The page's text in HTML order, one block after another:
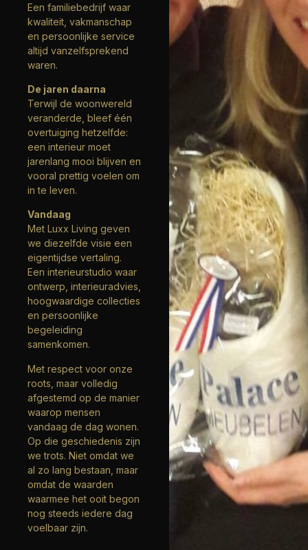
Een familiebedrijf waar
kwaliteit, vakmanschap
en persoonlijke service
altijd vanzelfsprekend
waren.
De jaren daarna
Terwijl de woonwereld
veranderde, bleef één
overtuiging hetzelfde:
een interieur moet
jarenlang mooi blijven en
vooral prettig voelen om
in te leven.
Vandaag
Met Luxx Living geven
we diezelfde visie een
eigentijdse vertaling.
Een interieurstudio waar
ontwerp, interieuradvies,
hoogwaardige collecties
en persoonlijke
begeleiding
samenkomen.
Met respect voor onze
roots, maar volledig
afgestemd op de manier
waarop mensen
vandaag de dag wonen.
Op die geschiedenis zijn
we trots. Niet omdat we
al zo lang bestaan, maar
omdat de waarden
waarmee het ooit begon
nog steeds iedere dag
voelbaar zijn.